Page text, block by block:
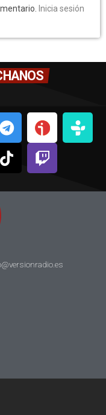
Inicia sesión